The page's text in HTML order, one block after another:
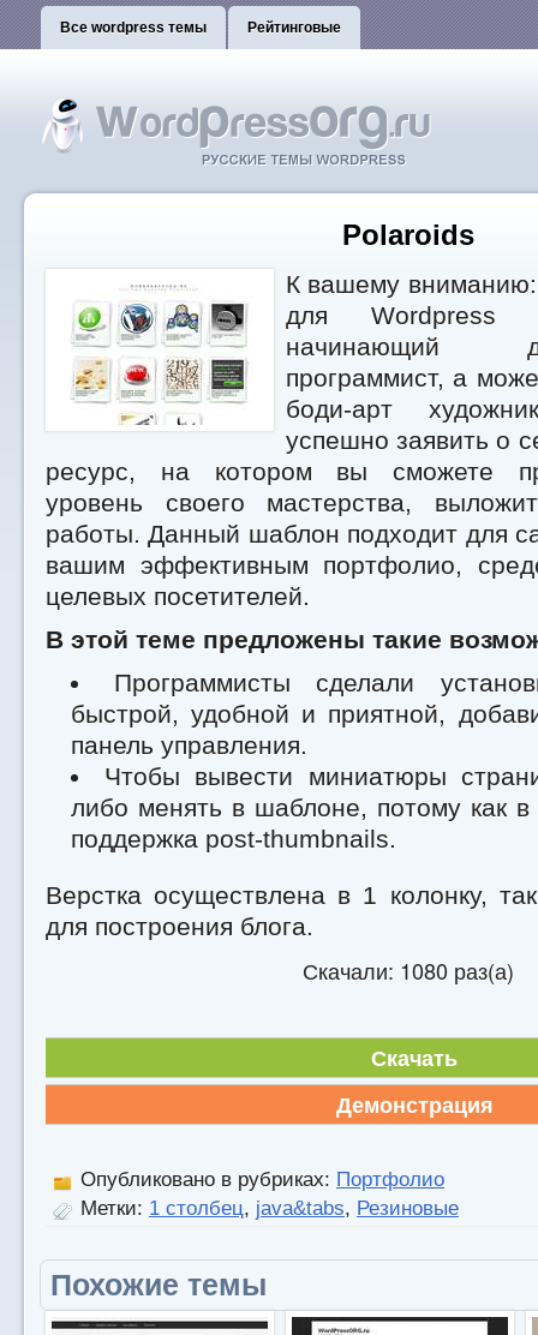
Все wordpress темы Рейтинговые
Polaroids
К вашему вниманию:
для
начинающий
программист, а
боди-арт
успешно заявить о
ресурс, на котором вы сможете
уровень своего мастерства,
работы. Данный шаблон подходит для
вашим эффективным портфолио,
целевых посетителей.
В этой теме предложены такие
Программисты сделали
быстрой, удобной и приятной,
панель управления.
Чтобы вывести миниатюры
либо менять в шаблоне, потому как
поддержка post-thumbnails.
Верстка осуществлена в 1 колонку,
для построения блога.
Скачали: 1080 раз(а)
Скачать
Демонстрация
Опубликовано в рубриках: Портфолио
Метки: 1 столбец, java&tabs, Резиновые
Похожие темы